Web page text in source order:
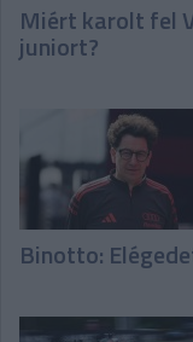
Miért karolt fel
juniort?
Binotto: